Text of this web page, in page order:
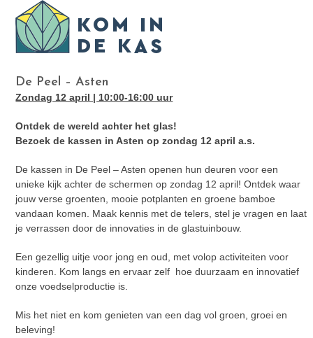
content
Open
mobile
menu
Close
mobile
menu
De Peel – Asten
Zondag 12 april | 10:00-16:00 uur
Ontdek de wereld achter het glas!
Bezoek de kassen in Asten op zondag 12 april a.s.
De kassen in De Peel – Asten openen hun deuren voor een
unieke kijk achter de schermen op zondag 12 april! Ontdek waar
jouw verse groenten, mooie potplanten en groene bamboe
vandaan komen. Maak kennis met de telers, stel je vragen en laat
je verrassen door de innovaties in de glastuinbouw.
Een gezellig uitje voor jong en oud, met volop activiteiten voor
kinderen. Kom langs en ervaar zelf hoe duurzaam en innovatief
onze voedselproductie is.
Mis het niet en kom genieten van een dag vol groen, groei en
beleving!